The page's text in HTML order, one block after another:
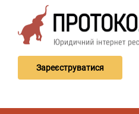
Зареєструватися